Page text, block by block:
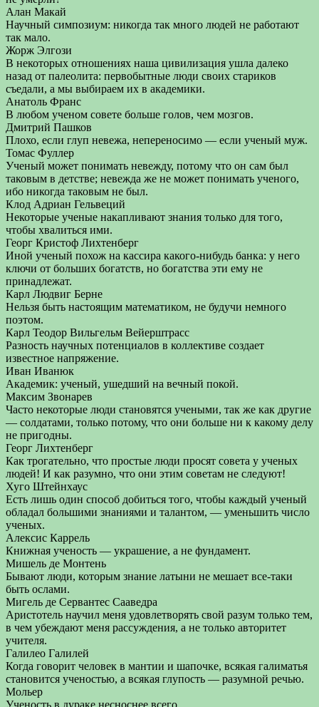
Алан Макай
Научный симпозиум: никогда так много людей не работают
так мало.
Жорж Элгози
В некоторых отношениях наша цивилизация ушла далеко
назад от палеолита: первобытные люди своих стариков
съедали, а мы выбираем их в академики.
Анатоль Франс
В любом ученом совете больше голов, чем мозгов.
Дмитрий Пашков
Плохо, если глуп невежа, непереносимо — если ученый муж.
Томас Фуллер
Ученый может понимать невежду, потому что он сам был
таковым в детстве; невежда же не может понимать ученого,
ибо никогда таковым не был.
Клод Адриан Гельвеций
Некоторые ученые накапливают знания только для того,
чтобы хвалиться ими.
Георг Кристоф Лихтенберг
Иной ученый похож на кассира какого-нибудь банка: у него
ключи от больших богатств, но богатства эти ему не
принадлежат.
Карл Людвиг Берне
Нельзя быть настоящим математиком, не будучи немного
поэтом.
Карл Теодор Вильгельм Вейерштрасс
Разность научных потенциалов в коллективе создает
известное напряжение.
Иван Иванюк
Академик: ученый, ушедший на вечный покой.
Максим Звонарев
Часто некоторые люди становятся учеными, так же как другие
— солдатами, только потому, что они больше ни к какому делу
не пригодны.
Георг Лихтенберг
Как трогательно, что простые люди просят совета у ученых
людей! И как разумно, что они этим советам не следуют!
Хуго Штейнхаус
Есть лишь один способ добиться того, чтобы каждый ученый
обладал большими знаниями и талантом, — уменьшить число
ученых.
Алексис Каррель
Книжная ученость — украшение, а не фундамент.
Мишель де Монтень
Бывают люди, которым знание латыни не мешает все-таки
быть ослами.
Мигель де Сервантес Сааведра
Аристотель научил меня удовлетворять свой разум только тем,
в чем убеждают меня рассуждения, а не только авторитет
учителя.
Галилео Галилей
Когда говорит человек в мантии и шапочке, всякая галиматья
становится ученостью, а всякая глупость — разумной речью.
Мольер
Ученость в дураке несноснее всего.